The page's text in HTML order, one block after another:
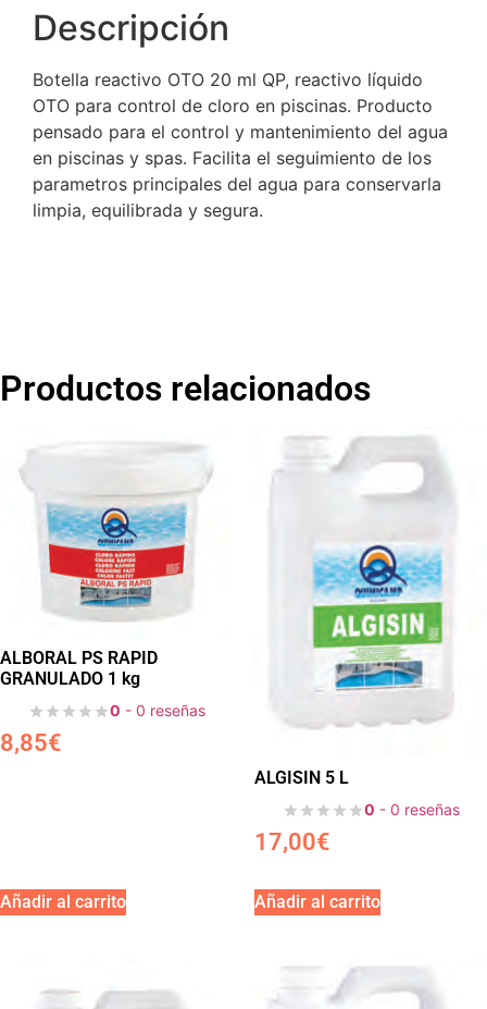
Descripción
Botella reactivo OTO 20 ml QP, reactivo líquido
OTO para control de cloro en piscinas. Producto
pensado para el control y mantenimiento del agua
en piscinas y spas. Facilita el seguimiento de los
parametros principales del agua para conservarla
limpia, equilibrada y segura.
Productos relacionados
ALBORAL PS RAPID
GRANULADO 1 kg
0 - 0 reseñas
8,85€
Añadir al carrito
ALGISIN 5 L
0 - 0 reseñas
17,00€
Añadir al carrito